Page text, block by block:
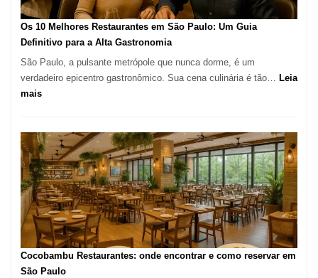
forno
à
Vila
da
Os 10 Melhores Restaurantes em São Paulo: Um Guia
Definitivo para a Alta Gastronomia
São Paulo, a pulsante metrópole que nunca dorme, é um
verdadeiro epicentro gastronômico. Sua cena culinária é tão… Leia
mais:
Melhores
Restaurantes
em
São
Paulo:
Um
Guia
Definitivo
para
Cocobambu Restaurantes: onde encontrar e como reservar em
São Paulo